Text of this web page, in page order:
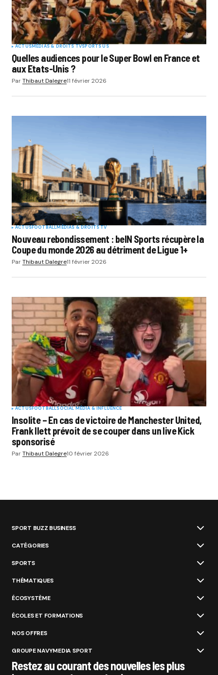
ACTUSMÉDIAS & DROITS TVSPORTS US
Quelles audiences pour le Super Bowl en France et
aux Etats-Unis ?
ParThibaut Dalegre11 février 2026
ACTUSFOOTBALLMÉDIAS & DROITS TV
Nouveau rebondissement : beIN Sports récupère la
Coupe du monde 2026 au détriment de Ligue 1+
ParThibaut Dalegre11 février 2026
ACTUSFOOTBALLSOCIAL MÉDIA & INFLUENCE
Insolite – En cas de victoire de Manchester United,
Frank Ilett prévoit de se couper dans un live Kick
sponsorisé
ParThibaut Dalegre10 février 2026
SPORT BUZZ BUSINESS
CATÉGORIES
SPORTS
THÉMATIQUES
ÉCOSYSTÈME
ÉCOLES ET FORMATIONS
NOS OFFRES
GROUPE NAVYMEDIA SPORT
Restez au courant des nouvelles les plus